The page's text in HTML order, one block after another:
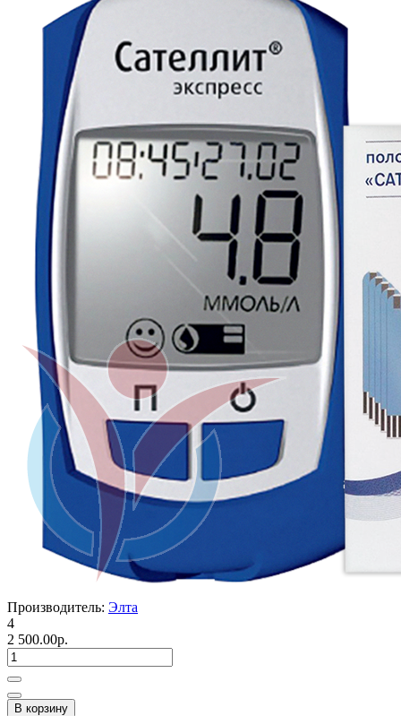
Производитель: Элта
4
2 500.00р.
В корзину